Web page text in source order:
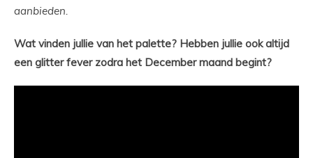
aanbieden.
Wat vinden jullie van het palette? Hebben jullie ook altijd
een glitter fever zodra het December maand begint?